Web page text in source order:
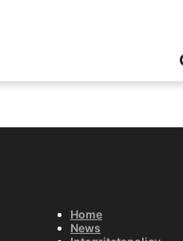
Home
News